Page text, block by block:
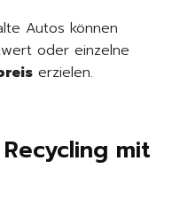
Autos können
oder einzelne
erzielen.
mit